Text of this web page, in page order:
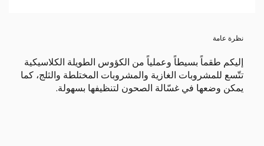
نظرة عامة
إليكم طقماً بسيطاً وعملياً من الكؤوس الطويلة الكلاسيكية
تتّسع للمشروبات الغازية والمشروبات المختلطة والثلج، كما
يمكن وضعها في غسّالة الصحون لتنظيفها بسهولة.